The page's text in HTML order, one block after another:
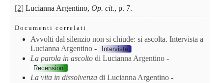
[2] Lucianna Argentino, Op. cit., p. 7.
Documenti correlati
Avvolti dal silenzio non si chiude: si ascolta. Intervista a
Lucianna Argentino - Interviste
La parola in ascolto di Lucianna Argentino -
Recensioni
La vita in dissolvenza di Lucianna Argentino -